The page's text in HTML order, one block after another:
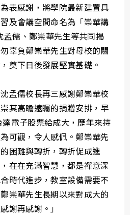
表感謝，將學院最新建置具
及會議空間命名為「崇華講
孟儒、鄭崇華先生等共同揭
辜負鄭崇華先生對母校的關
奠下日後發展堅實基礎。
孟儒校長再三感謝鄭崇華校
其高瞻遠矚的捐贈安排，早
電子股票給成大，歷年來持
可觀，令人感佩。鄭崇華先
困難與轉折，轉折促成進
在在充滿智慧，都是禪意深
時代進步，教室設備需要不
崇華先生長期以來對成大的
謝再感謝。」